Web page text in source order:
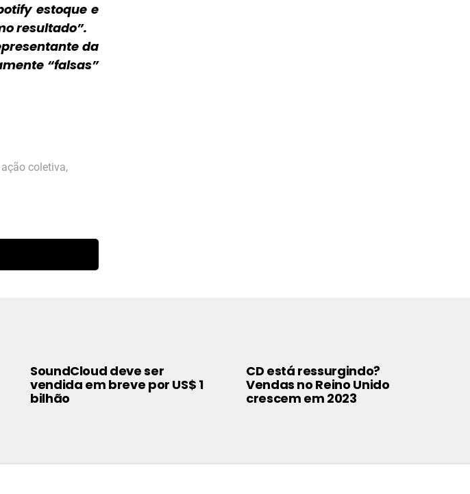
estoque e
resultado”.
da
“falsas”
coletiva,
SoundCloud deve ser
vendida em breve por US$ 1
bilhão
CD está ressurgindo?
Vendas no Reino Unido
crescem em 2023